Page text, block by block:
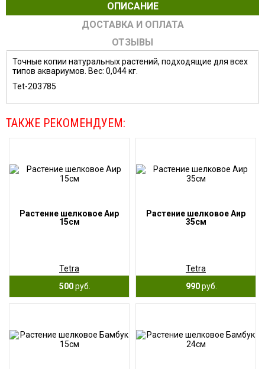
ОПИСАНИЕ
ДОСТАВКА И ОПЛАТА
ОТЗЫВЫ
Точные копии натуральных растений, подходящие для всех
типов аквариумов. Вес: 0,044 кг.
Tet-203785
ТАКЖЕ РЕКОМЕНДУЕМ:
Растение шелковое Аир
15см
Tetra
500руб.
Растение шелковое Аир
35см
Tetra
990руб.